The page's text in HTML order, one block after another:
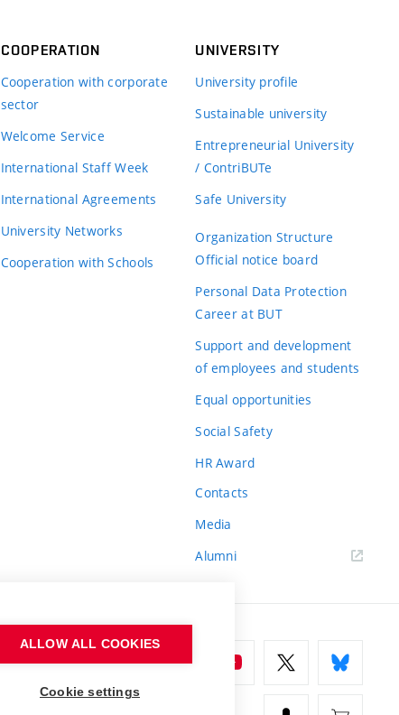
COOPERATION
Cooperation with corporate
sector
Welcome Service
International Staff Week
International Agreements
University Networks
Cooperation with Schools
UNIVERSITY
University profile
Sustainable university
Entrepreneurial University
/ ContriBUTe
Safe University
Organization Structure
Official notice board
Personal Data Protection
Career at BUT
Support and development
of employees and students
Equal opportunities
Social Safety
HR Award
Contacts
Media
Alumni
ALLOW ALL COOKIES
Cookie settings